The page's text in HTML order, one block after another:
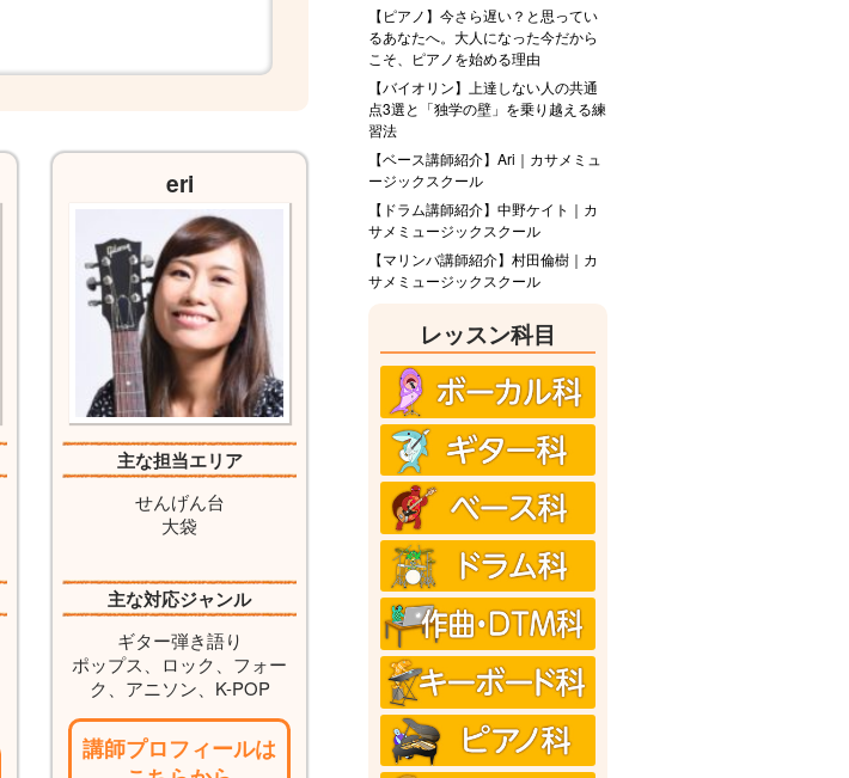
eri
主な担当エリア
せんげん台
大袋
主な対応ジャンル
ギター弾き語り
ポップス、ロック、フォー
ク、アニソン、K-POP
講師プロフィールは
【ピアノ】今さら遅い？と思ってい
るあなたへ。大人になった今だから
こそ、ピアノを始める理由
【バイオリン】上達しない人の共通
点3選と「独学の壁」を乗り越える練
習法
【ベース講師紹介】Ari｜カサメミュ
ージックスクール
【ドラム講師紹介】中野ケイト｜カ
サメミュージックスクール
【マリンバ講師紹介】村田倫樹｜カ
サメミュージックスクール
レッスン科目